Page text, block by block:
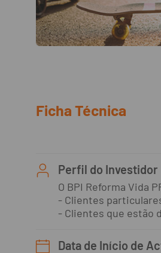
Ficha Técnica
Perfil do Investidor
O BPI Reforma Vida
- Clientes
- Clientes que estão
Data de Início de